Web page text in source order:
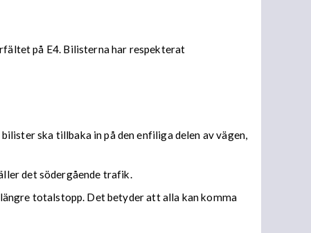
på E4. Bilisterna har respekterat
ska tillbaka in på den enfiliga delen av vägen,
det södergående trafik.
totalstopp. Det betyder att alla kan komma